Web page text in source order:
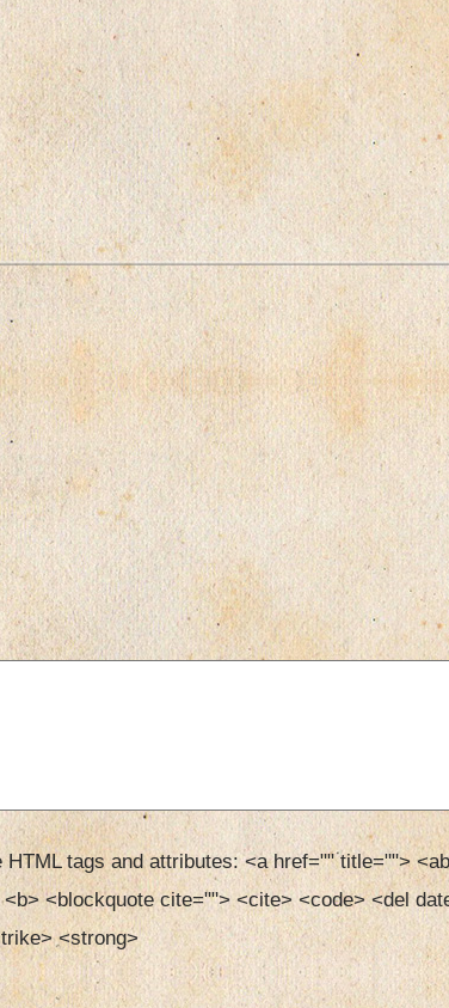
HTML tags and attributes:<a href="" title="">
<blockquote cite=""> <cite> <code> <del
<strong>